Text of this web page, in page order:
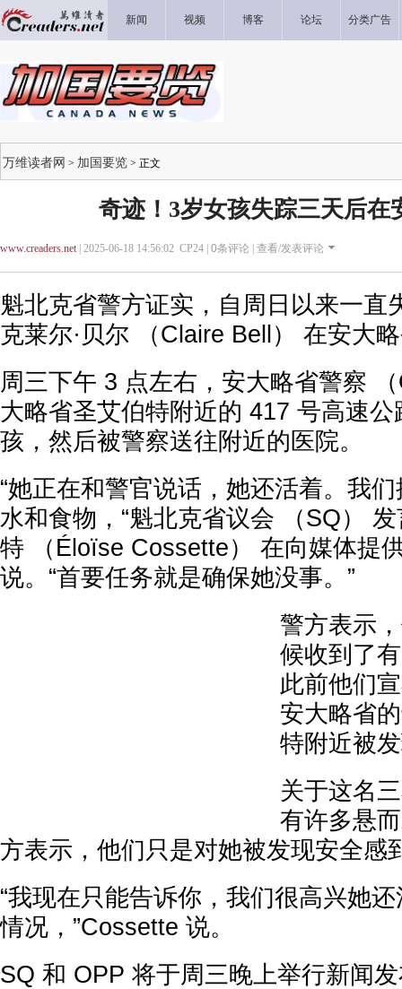
新闻 视频 博客 论坛 分类广告
万维读者网 > 加国要览 > 正文
奇迹！3岁女孩失踪三天后在
www.creaders.net| 2025-06-18 14:56:02 CP24 | 0条评论 | 查看/发表评论
魁北克省警方证实，自周日以来一直
克莱尔·贝尔 （Claire Bell） 在安大
周三下午 3 点左右，安大略省警察
大略省圣艾伯特附近的 417 号高速
孩，然后被警察送往附近的医院。
“她正在和警官说话，她还活着。我
水和食物，“魁北克省议会 （SQ）
特 （Éloïse Cossette） 在向媒体提
说。“首要任务就是确保她没事。”
警方表示
候收到了
此前他们
安大略省
特附近被
关于这名
有许多悬
方表示，他们只是对她被发现安全感
“我现在只能告诉你，我们很高兴她
情况，”Cossette 说。
SQ 和 OPP 将于周三晚上举行新闻